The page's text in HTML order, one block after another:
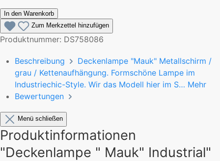
In den Warenkorb
Zum Merkzettel hinzufügen
Produktnummer: DS758086
Beschreibung
Deckenlampe "Mauk" Metallschirm /
grau / Kettenaufhängung. Formschöne Lampe im
Industriechic-Style. Wir das Modell hier im S… Mehr
Bewertungen
Menü schließen
Produktinformationen
"Deckenlampe " Mauk" Industrial"